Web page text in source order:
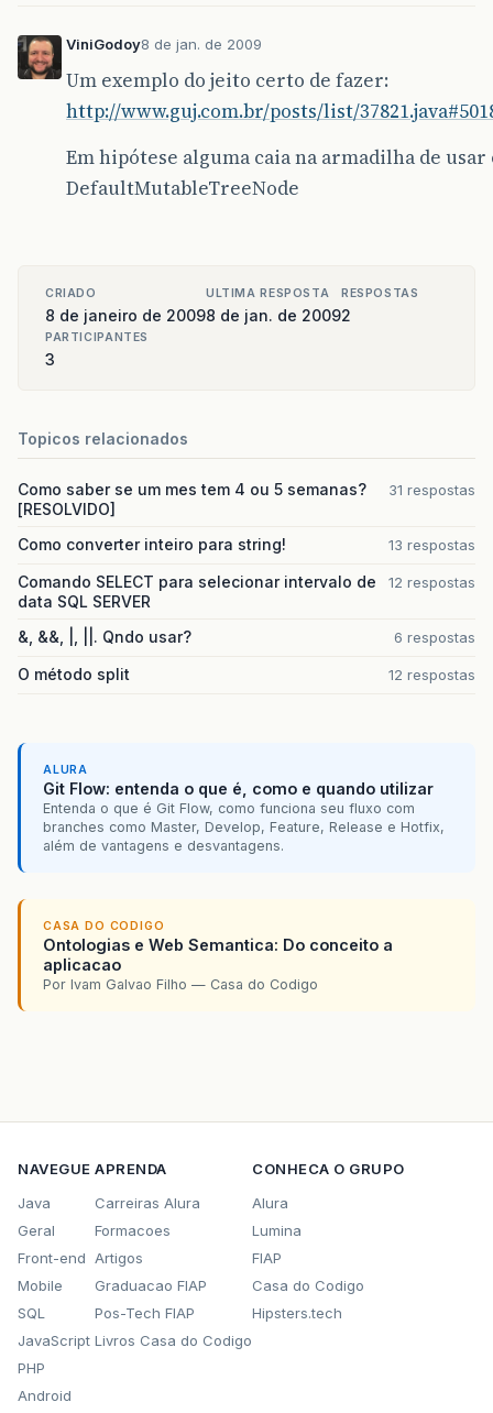
ViniGodoy8 de jan. de 2009
Um exemplo do jeito certo de fazer:
http://www.guj.com.br/posts/list/
Em hipótese alguma caia na armadilha de usar
DefaultMutableTreeNode
CRIADO
8 de janeiro de 2009
ULTIMA RESPOSTA
8 de jan. de 2009
RESPOSTAS
2
PARTICIPANTES
3
Topicos relacionados
Como saber se um mes tem 4 ou 5 semanas?
[RESOLVIDO]
31 respostas
Como converter inteiro para string! 13 respostas
Comando SELECT para selecionar intervalo de
data SQL SERVER
12 respostas
&, &&, |, ||. Qndo usar? 6 respostas
O método split 12 respostas
ALURA
Git Flow: entenda o que é, como e quando utilizar
Entenda o que é Git Flow, como funciona seu fluxo com
branches como Master, Develop, Feature, Release e Hotfix,
além de vantagens e desvantagens.
CASA DO CODIGO
Ontologias e Web Semantica: Do conceito a
aplicacao
Por Ivam Galvao Filho — Casa do Codigo
NAVEGUE
Java
Geral
Front-end
Mobile
SQL
JavaScript
PHP
Android
APRENDA
Carreiras Alura
Formacoes
Artigos
Graduacao FIAP
Pos-Tech FIAP
Livros Casa do Codigo
CONHECA O GRUPO
Alura
Lumina
FIAP
Casa do Codigo
Hipsters.tech